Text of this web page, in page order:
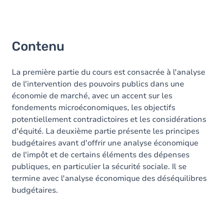
Contenu
La première partie du cours est consacrée à l'analyse
de l'intervention des pouvoirs publics dans une
économie de marché, avec un accent sur les
fondements microéconomiques, les objectifs
potentiellement contradictoires et les considérations
d'équité. La deuxième partie présente les principes
budgétaires avant d'offrir une analyse économique
de l'impôt et de certains éléments des dépenses
publiques, en particulier la sécurité sociale. Il se
termine avec l'analyse économique des déséquilibres
budgétaires.